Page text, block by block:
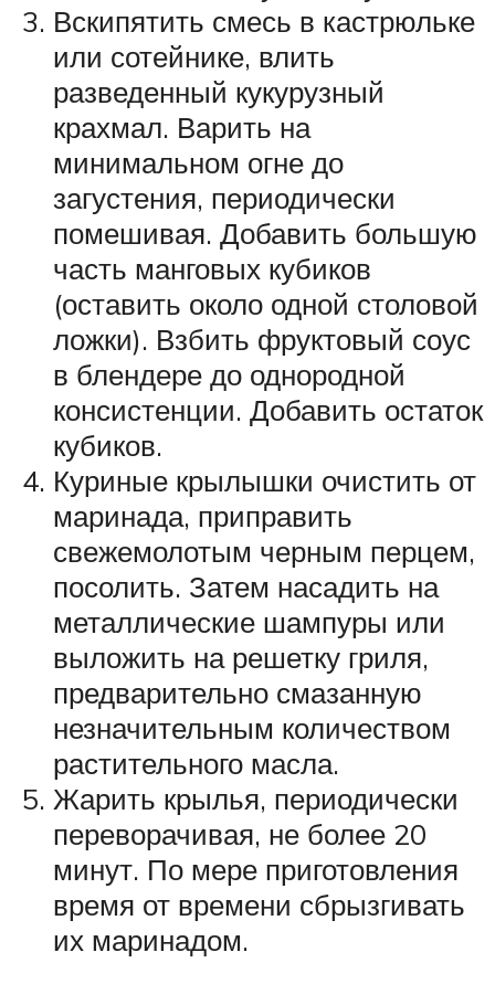
Вскипятить смесь в кастрюльке
или сотейнике, влить
разведенный кукурузный
крахмал. Варить на
минимальном огне до
загустения, периодически
помешивая. Добавить большую
часть манговых кубиков
(оставить около одной столовой
ложки). Взбить фруктовый соус
в блендере до однородной
консистенции. Добавить остаток
кубиков.
Куриные крылышки очистить от
маринада, приправить
свежемолотым черным перцем,
посолить. Затем насадить на
металлические шампуры или
выложить на решетку гриля,
предварительно смазанную
незначительным количеством
растительного масла.
Жарить крылья, периодически
переворачивая, не более 20
минут. По мере приготовления
время от времени сбрызгивать
их маринадом.